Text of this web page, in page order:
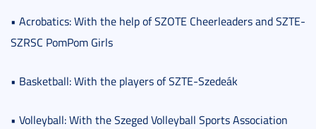
• Acrobatics: With the help of SZOTE Cheerleaders and SZTE-
SZRSC PomPom Girls
• Basketball: With the players of SZTE-Szedeák
• Volleyball: With the Szeged Volleyball Sports Association